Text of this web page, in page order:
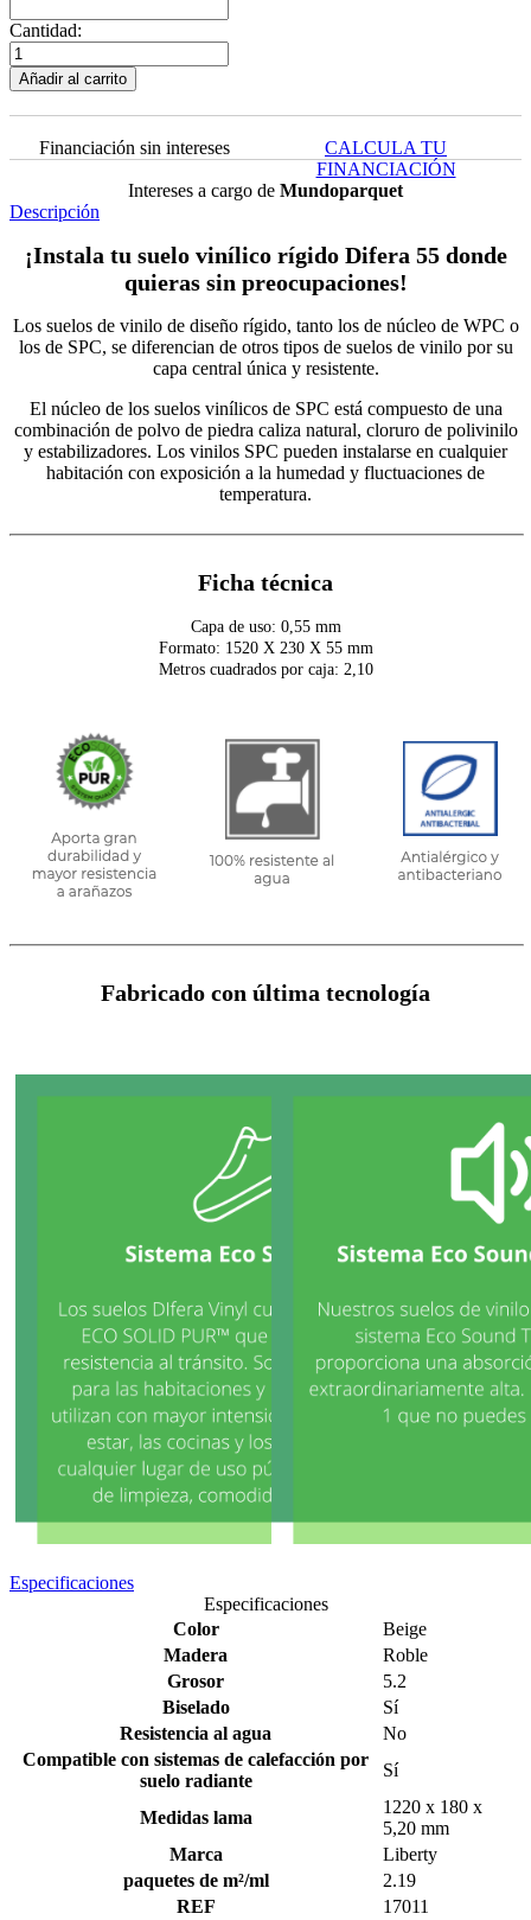
Cantidad:
Añadir al carrito
Financiación sin intereses
CALCULA TU
FINANCIACIÓN
Intereses a cargo de Mundoparquet
Descripción
¡Instala tu suelo vinílico rígido Difera 55 donde
quieras sin preocupaciones!
Los suelos de vinilo de diseño rígido, tanto los de núcleo de WPC o
los de SPC, se diferencian de otros tipos de suelos de vinilo por su
capa central única y resistente.
El núcleo de los suelos vinílicos de SPC está compuesto de una
combinación de polvo de piedra caliza natural, cloruro de polivinilo
y estabilizadores. Los vinilos SPC pueden instalarse en cualquier
habitación con exposición a la humedad y fluctuaciones de
temperatura.
Ficha técnica
Capa de uso: 0,55 mm
Formato: 1520 X 230 X 55 mm
Metros cuadrados por caja: 2,10
Fabricado con última tecnología
Especificaciones
Especificaciones
Color
Beige
Madera
Roble
Grosor
5.2
Biselado
Sí
Resistencia al agua
No
Compatible con sistemas de calefacción por
suelo radiante
Sí
Medidas lama
1220 x 180 x
5,20 mm
Marca
Liberty
paquetes de m²/ml
2.19
REF
17011